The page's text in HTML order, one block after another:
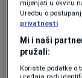
jednom od
juniorke.
Tea
mijenjati u okviru
Uredbu o
privatnosti
Mi i naši
pružali:
Koristite podatke o
uređaja radi